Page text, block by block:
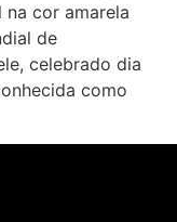
na cor amarela
de
celebrado dia
como